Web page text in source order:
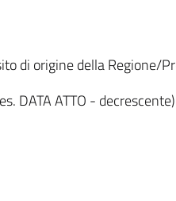
di origine della Regione/
DATA ATTO -